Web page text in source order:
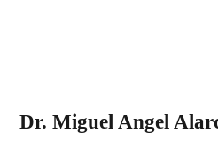
Dr. Miguel Angel